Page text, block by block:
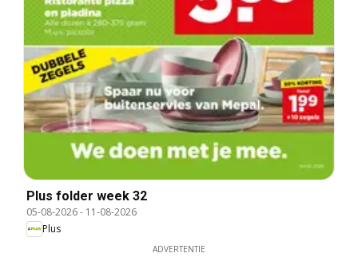
Plus folder week 32
05-08-2026- 11-08-2026
Plus
ADVERTENTIE